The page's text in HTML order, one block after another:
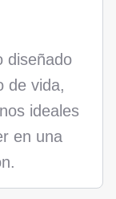
diseñado
de vida,
ideales
en una